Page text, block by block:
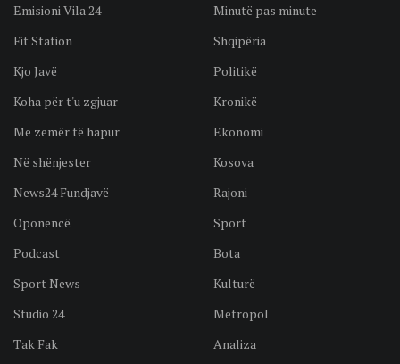
Emisioni Vila 24
Fit Station
Kjo Javë
Koha për t'u zgjuar
Me zemër të hapur
Në shënjester
News24 Fundjavë
Oponencë
Podcast
Sport News
Studio 24
Tak Fak
Minutë pas minute
Shqipëria
Politikë
Kronikë
Ekonomi
Kosova
Rajoni
Sport
Bota
Kulturë
Metropol
Analiza